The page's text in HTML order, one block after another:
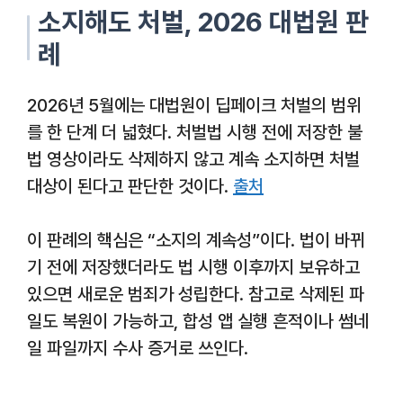
소지해도 처벌, 2026 대법원 판
례
2026년 5월에는 대법원이 딥페이크 처벌의 범위
를 한 단계 더 넓혔다. 처벌법 시행 전에 저장한 불
법 영상이라도 삭제하지 않고 계속 소지하면 처벌
대상이 된다고 판단한 것이다. 출처
이 판례의 핵심은 “소지의 계속성”이다. 법이 바뀌
기 전에 저장했더라도 법 시행 이후까지 보유하고
있으면 새로운 범죄가 성립한다. 참고로 삭제된 파
일도 복원이 가능하고, 합성 앱 실행 흔적이나 썸네
일 파일까지 수사 증거로 쓰인다.